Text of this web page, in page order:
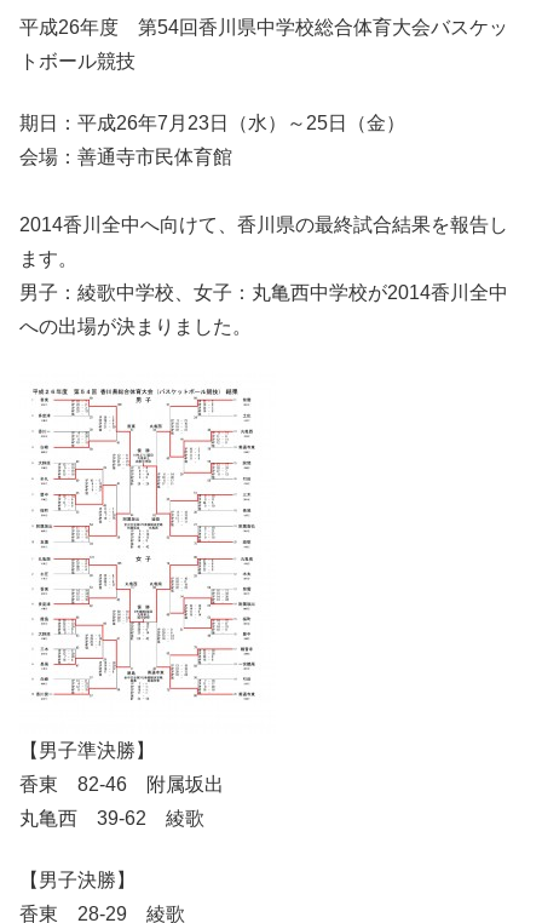
平成26年度 第54回香川県中学校総合体育大会バスケッ
トボール競技
期日：平成26年7月23日（水）～25日（金）
会場：善通寺市民体育館
2014香川全中へ向けて、香川県の最終試合結果を報告し
ます。
男子：綾歌中学校、女子：丸亀西中学校が2014香川全中
への出場が決まりました。
【男子準決勝】
香東 82-46 附属坂出
丸亀西 39-62 綾歌
【男子決勝】
香東 28-29 綾歌